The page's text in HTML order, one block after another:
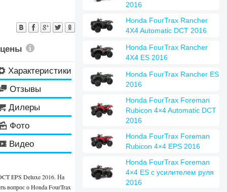
Характеристики
Отзывы
Дилеры
Фото
Видео
EPS Deluxe 2016. На
вопрос о Honda FourTrax
2016
Honda FourTrax Rancher
4X4 Automatic DCT 2016
Honda FourTrax Rancher
4X4 ES 2016
Honda FourTrax Rancher ES
2016
Honda FourTrax Foreman
Rubicon 4×4 Automatic DCT
2016
Honda FourTrax Foreman
Rubicon 4×4 EPS 2016
Honda FourTrax Foreman
4×4 ES с усилителем руля
2016